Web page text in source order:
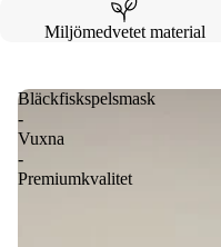
Miljömedvetet material
Bläckfiskspelsmask
-
Vuxna
-
Premiumkvalitet